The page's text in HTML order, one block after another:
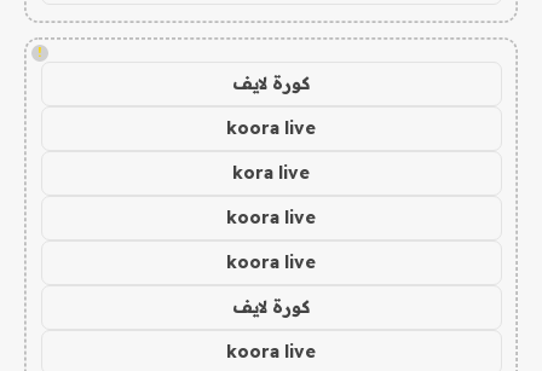
!
كورة لايف
koora live
kora live
koora live
koora live
كورة لايف
koora live